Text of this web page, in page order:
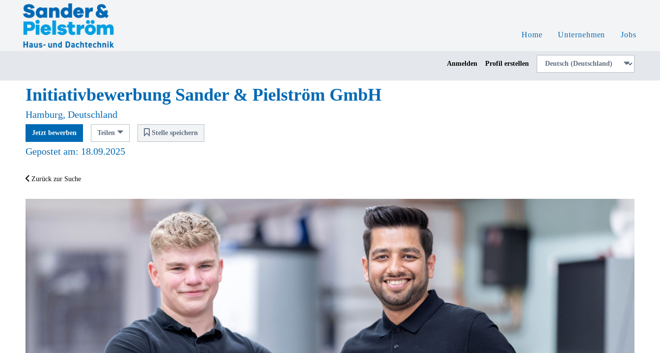
Home Unternehmen Jobs
Anmelden Profil erstellen
Initiativbewerbung Sander & Pielström GmbH
Hamburg, Deutschland
Jetzt bewerben Teilen Stelle speichern
Gepostet am: 18.09.2025
Zurück zur Suche